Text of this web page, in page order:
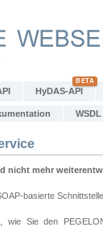
HyDAS-API
WSDL
nicht mehr
basierte
wie Sie den